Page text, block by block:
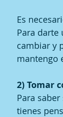
Es
Para darte
cambiar y
mantengo
2) Tomar
Para
tienes